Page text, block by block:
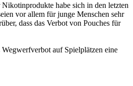
habe sich in den letzten
vor allem für junge Menschen sehr
dass das Verbot von Pouches für
auf Spielplätzen eine